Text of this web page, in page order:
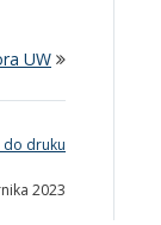
UW
do druku
2023